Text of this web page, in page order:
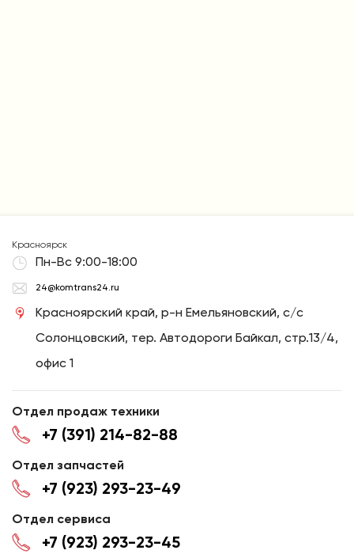
Красноярск
Пн-Вс 9:00-18:00
24@komtrans24.ru
Красноярский край, р-н Емельяновский, с/с
Солонцовский, тер. Автодороги Байкал, стр.13/4,
офис 1
Отдел продаж техники
+7 (391) 214-82-88
Отдел запчастей
+7 (923) 293-23-49
Отдел сервиса
+7 (923) 293-23-45